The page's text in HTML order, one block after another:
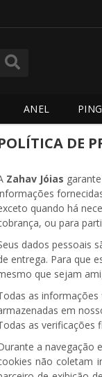
ANEL
DE
Zahav Jóias
quando há
ou para
dados pessoais
entrega. Para que
que sejam
as
em
as verificações
a navegação
não coletam